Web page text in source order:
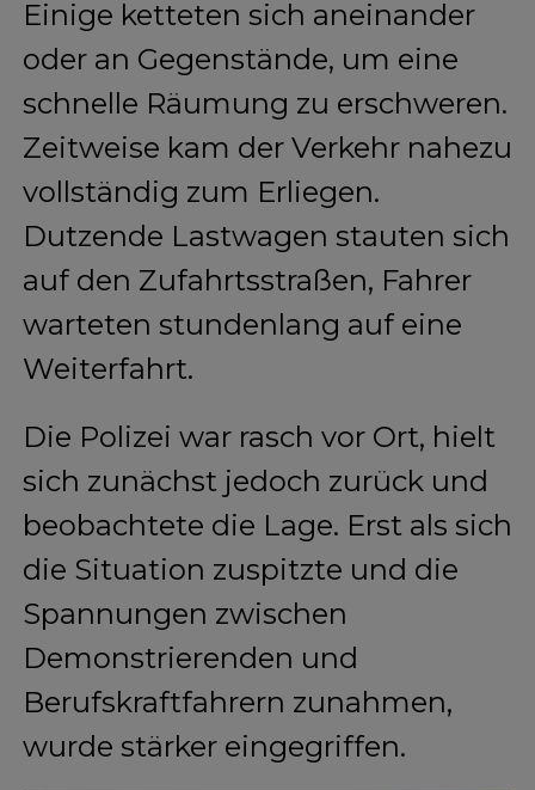
Einige ketteten sich aneinander
oder an Gegenstände, um eine
schnelle Räumung zu erschweren.
Zeitweise kam der Verkehr nahezu
vollständig zum Erliegen.
Dutzende Lastwagen stauten sich
auf den Zufahrtsstraßen, Fahrer
warteten stundenlang auf eine
Weiterfahrt.
Die Polizei war rasch vor Ort, hielt
sich zunächst jedoch zurück und
beobachtete die Lage. Erst als sich
die Situation zuspitzte und die
Spannungen zwischen
Demonstrierenden und
Berufskraftfahrern zunahmen,
wurde stärker eingegriffen.